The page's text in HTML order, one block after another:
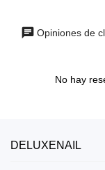
Opiniones de
No hay
DELUXENAIL